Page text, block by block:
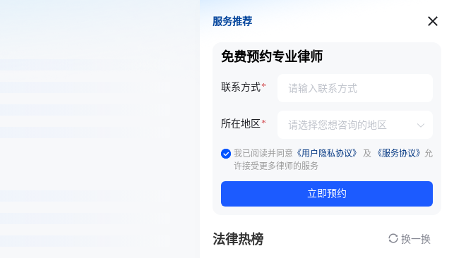
服务推荐
服务推荐
免费预约专业律师
联系方式
所在地区
我已阅读并同意 《用户隐私协议》 及 《服务协议》 允
许接受更多律师的服务
立即预约
法律热榜 换一换